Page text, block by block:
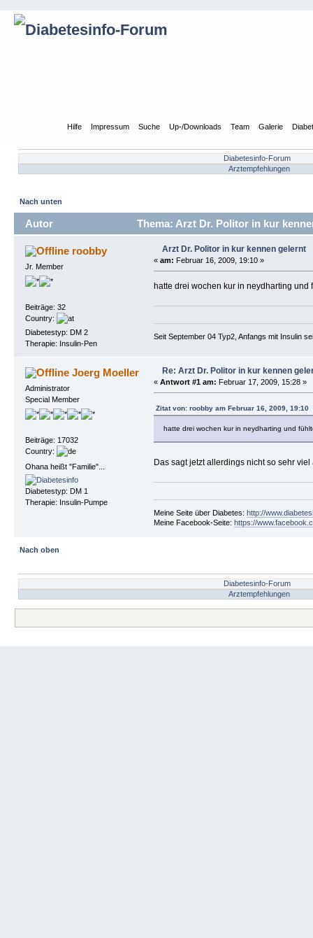
Hilfe Impressum Suche Up-/Downloads Team Galerie
Diabetesinfo-Forum
Arztempfehlungen
Nach unten
Autor Thema: Arzt Dr. Politor in kur
roobby
Jr. Member
Beiträge: 32
Country:
Diabetestyp: DM 2
Therapie: Insulin-Pen
Arzt Dr. Politor in kur kennen gelernt
« am: Februar 16, 2009, 19:10 »
hatte drei wochen kur in neydharting und
Seit September 04 Typ2, Anfangs mit Insulin
Joerg Moeller
Administrator
Special Member
Beiträge: 17032
Country:
Ohana heißt "Familie"...
Diabetestyp: DM 1
Therapie: Insulin-Pumpe
Re: Arzt Dr. Politor in kur kennen
« Antwort #1 am: Februar 17, 2009, 15:28 »
Zitat von: roobby am Februar 16, 2009, 19:10
hatte drei wochen kur in neydharting und
Das sagt jetzt allerdings nicht so sehr
Meine Seite über Diabetes: http://
Meine Facebook-Seite: https://
Nach oben
Diabetesinfo-Forum
Arztempfehlungen